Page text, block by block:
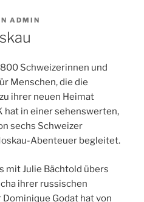
ADMIN
Schweizerinnen und
Menschen, die die
ihrer neuen Heimat
hat in einer sehenswerten,
sechs Schweizer
Abenteuer begleitet.
mit Julie Bächtold übers
ihrer russischen
Godat hat von